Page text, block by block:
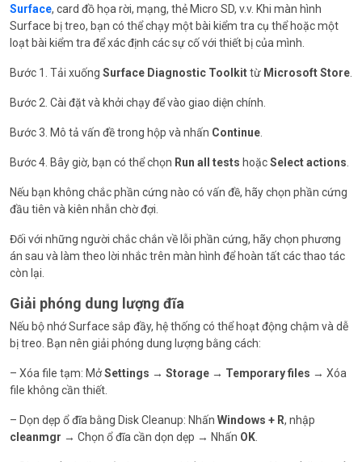
Surface, card đồ họa rời, mạng, thẻ Micro SD, v.v. Khi màn hình
Surface bị treo, bạn có thể chạy một bài kiểm tra cụ thể hoặc một
loạt bài kiểm tra để xác định các sự cố với thiết bị của mình.
Bước 1. Tải xuống Surface Diagnostic Toolkittừ Microsoft Store.
Bước 2. Cài đặt và khởi chạy để vào giao diện chính.
Bước 3. Mô tả vấn đề trong hộp và nhấn Continue.
Bước 4. Bây giờ, bạn có thể chọn Run all tests hoặcSelect actions.
Nếu bạn không chắc phần cứng nào có vấn đề, hãy chọn phần cứng
đầu tiên và kiên nhẫn chờ đợi.
Đối với những người chắc chắn về lỗi phần cứng, hãy chọn phương
án sau và làm theo lời nhắc trên màn hình để hoàn tất các thao tác
còn lại.
Giải phóng dung lượng đĩa
Nếu bộ nhớ Surface sắp đầy, hệ thống có thể hoạt động chậm và dễ
bị treo. Bạn nên giải phóng dung lượng bằng cách:
– Xóa file tạm: MởSettings → Storage → Temporary files → Xóa
file không cần thiết.
– Dọn dẹp ổ đĩa bằng Disk Cleanup: Nhấn Windows + R, nhập
cleanmgr → Chọn ổ đĩa cần dọn dẹp → Nhấn OK.